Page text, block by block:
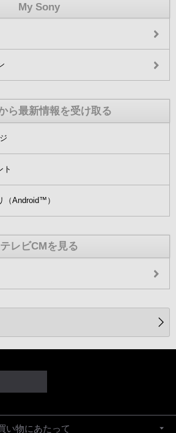
My Sony
ら最新情報を受け取る
ト
（Android™）
テレビCMを見る
い物にあたって